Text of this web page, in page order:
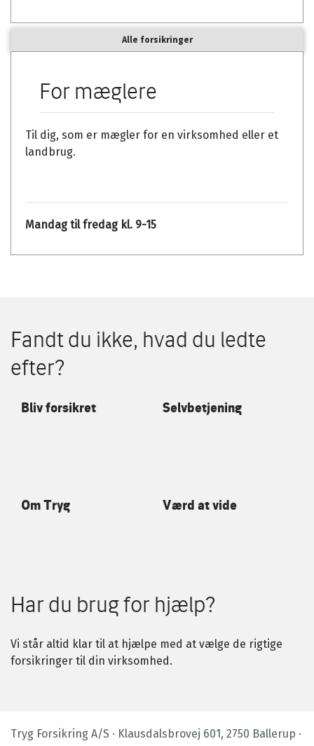
Alle forsikringer
For mæglere
Til dig, som er mægler for en virksomhed eller et
landbrug.
Mandag til fredag kl. 9-15
Fandt du ikke, hvad du ledte
efter?
Bliv forsikret Selvbetjening
Om Tryg Værd at vide
Har du brug for hjælp?
Vi står altid klar til at hjælpe med at vælge de rigtige
forsikringer til din virksomhed.
Tryg Forsikring A/S · Klausdalsbrovej 601, 2750 Ballerup ·